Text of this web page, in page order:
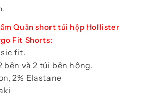
.
Quần short túi hộp Hollister
Fit Shorts:
fit.
bên và 2 túi bên hông.
2% Elastane